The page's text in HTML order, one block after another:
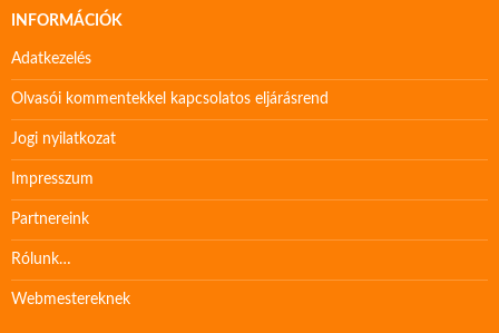
INFORMÁCIÓK
Adatkezelés
Olvasói kommentekkel kapcsolatos eljárásrend
Jogi nyilatkozat
Impresszum
Partnereink
Rólunk…
Webmestereknek